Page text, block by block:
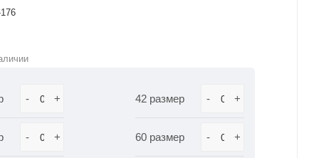
- + 42 размер - +
- + 60 размер - +